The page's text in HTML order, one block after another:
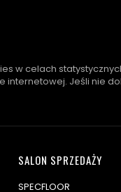
w celach
internetowej. Jeśli nie
SALON SPRZEDAŻY
SPECFLOOR